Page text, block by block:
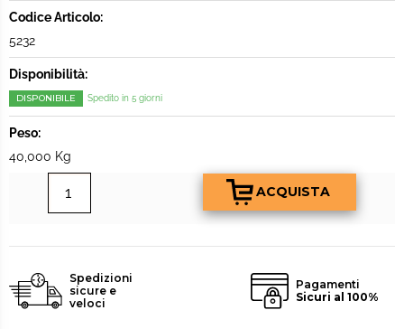
Codice Articolo:
5232
Disponibilità:
DISPONIBILE Spedito in 5 giorni
Peso:
40,000 Kg
Spedizioni
sicure e
veloci
Pagamenti
Sicuri al 100%